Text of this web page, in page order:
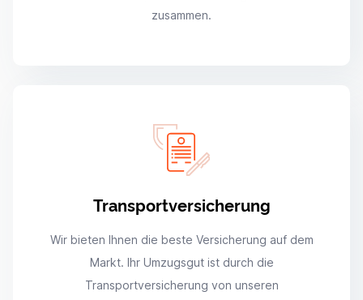
zusammen.
Transportversicherung
Wir bieten Ihnen die beste Versicherung auf dem
Markt. Ihr Umzugsgut ist durch die
Transportversicherung von unseren